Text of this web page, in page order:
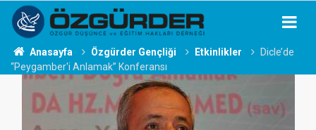
Anasayfa Özgürder Gençliği Etkinlikler
Dicle’de
“Peygamber'i Anlamak” Konferansı